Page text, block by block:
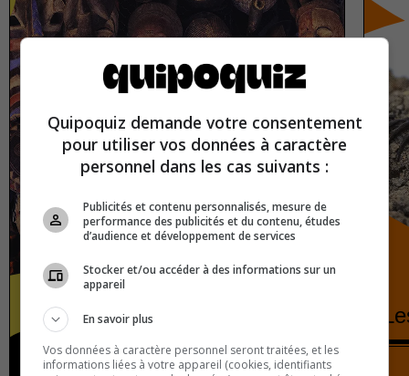
Les peuples du monde
Quipoquiz demande votre consentement
pour utiliser vos données à caractère
personnel dans les cas suivants :
Publicités et contenu personnalisés, mesure de
performance des publicités et du contenu, études
d’audience et développement de services
Stocker et/ou accéder à des informations sur un
appareil
En savoir plus
Vos données à caractère personnel seront traitées, et les
informations liées à votre appareil (cookies, identifiants